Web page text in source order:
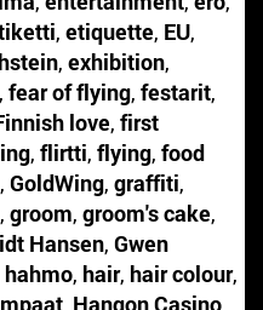
, etiquette, EU,
, exhibition,
, fear of flying, festarit,
love, first
, flirtti, flying, food
, GoldWing, graffiti,
, groom, groom's cake,
Hansen, Gwen
hahmo, hair, hair colour,
Hangon Casino